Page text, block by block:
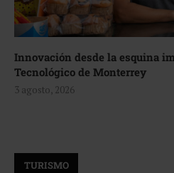
Innovación desde la esquina
Tecnológico de Monterrey
3 agosto, 2026
TURISMO